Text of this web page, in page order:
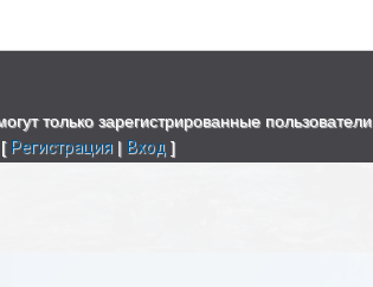
только зарегистрированные пользователи.
[ Регистрация | Вход ]